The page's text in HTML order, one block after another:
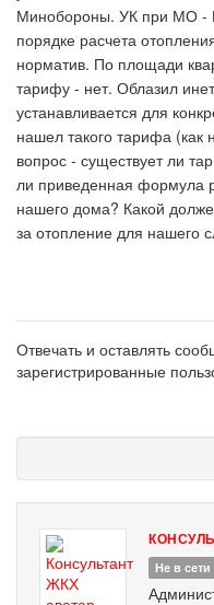
Минобороны. УК при МО
порядке расчета
норматив. По площади
тарифу - нет. Облазил
устанавливается для
нашел такого тарифа (как
вопрос - существует ли
ли приведенная формула
нашего дома? Какой
за отопление для нашего
Отвечать и оставлять
зарегистрированные
Не в сети